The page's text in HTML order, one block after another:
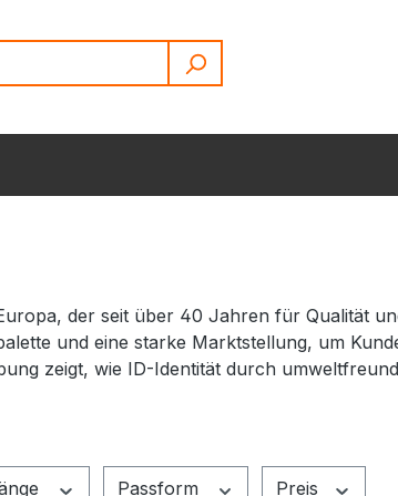
der seit über 40 Jahren für Qualität
und eine starke Marktstellung, um
zeigt, wie ID-Identität durch
Passform Preis